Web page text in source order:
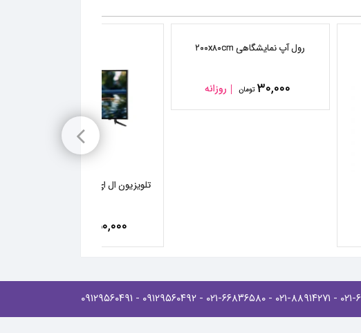
رول آپ نمایشگاهی ۲۰۰x۸۰cm
۳۰,۰۰۰ تومان روزانه
۲۵۰,۰۰۰
- ۰۲۱-۸۸۹۱۴۲۷۱ - ۰۲۱-۶۶۸۳۶۵۸۰ - ۰۹۱۲۹۵۶۰۴۹۲ - ۰۹۱۲۹۵۶۰۴۹۱